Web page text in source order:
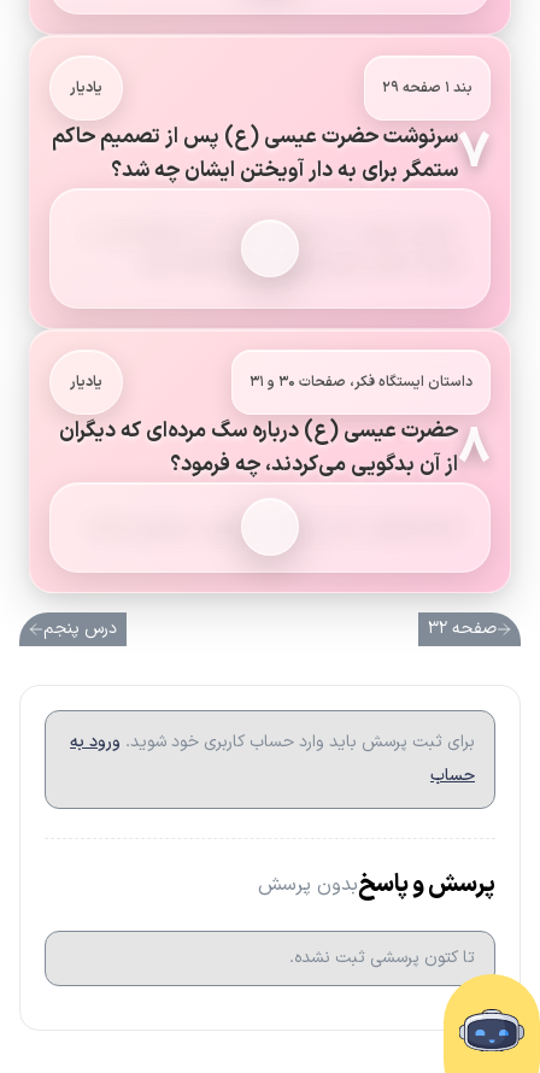
بند ۱ صفحه ۲۹ یادیار
۷سرنوشت حضرت عیسی (ع) پس از تصمیم حاکم
ستمگر برای به دار آویختن ایشان چه شد؟
خداوند ایشان را به آسمان بالا برد تا سال‌ها بعد به
همراه حضرت مهدی (عج) دوباره ظاهر شود.
داستان ایستگاه فکر، صفحات ۳۰ و ۳۱ یادیار
۸حضرت عیسی (ع) درباره سگ مرده‌ای که دیگران
از آن بدگویی می‌کردند، چه فرمود؟
ایشان فرمود: «چه دندان‌های سفید و زیبایی دارد!».
صفحه ۳۲ درس پنجم
برای ثبت پرسش باید وارد حساب کاربری خود شوید. ورود به
حساب
پرسش و پاسخبدون پرسش
تا کتون پرسشی ثبت نشده.